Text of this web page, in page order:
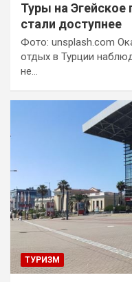
Туры на
стали доступнее
Фото: unsplash.com
отдых в Турции
не…
ТУРИЗМ